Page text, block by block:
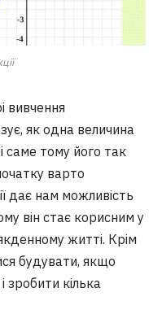
вивчення
як одна величина
саме тому його так
варто
дає нам можливість
він стає корисним у
житті. Крім
будувати, якщо
зробити кілька